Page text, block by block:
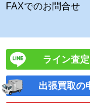
FAXでのお問合せ
ライン査定
出張買取の